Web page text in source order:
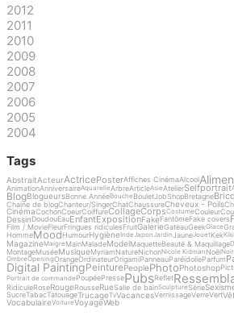
2012
2011
2010
2009
2008
2007
2006
2005
2004
Tags
AbstraitActeurActricePosterAffiches CinémaAlcool
AnimationAnniversaireAquarelleArbreArticleAsieAtelierSelfportrait
BlogBlogueursBonne AnnéeBouche BouletJobShopBretagne
Chaine de blogChanteur/SingerChatChaussureCheveux - Poils
CinémaCochonCoeurCoiffureCollageCorpsCostumeCouleur
DessinDoudouEauEnfantExpositionFakeFantômeFake covers
Film / MovieFleurFringues ridiculesFruitGalerieGateauGeekGlace
HommeMoodHumourHygièneIndeJaponJardinJauneJouetKekKiki
MagazineMaigre MainMaladeModelMaquetteBeauté & Maquillage
MontageMuséeMusiqueMyriamNatureNichonNicole Kidman NoëlNoir
OmbreOpeningOrangeOrdinateurOrigamiPanneauParéidolieParfum
Digital PaintingPeinturePeoplePhotoPhotoshop
Portrait de commande PoupéePressePubsReflet
RidiculeRoseRougeRousseRueSalle de bainSculptureSérie
SucreTabacTatouageTrucageTvVacancesVernissageVerreVert
VocabulaireVoitureVoyageWeb